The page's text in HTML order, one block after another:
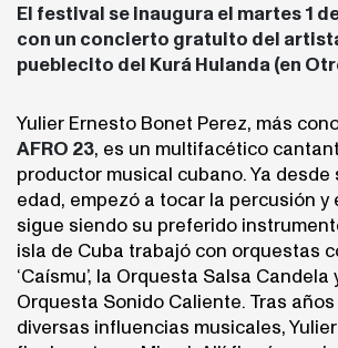
El festival se inaugura el martes 1
con un concierto gratuito del
pueblecito del Kurá Hulanda (en
Yulier Ernesto Bonet Perez, más
AFRO 23, es un multifacético
productor musical cubano. Ya desde
edad, empezó a tocar la percusión y
sigue siendo su preferido
isla de Cuba trabajó con orquestas
‘Caísmu’, la Orquesta Salsa
Orquesta Sonido Caliente. Tras
diversas influencias musicales,